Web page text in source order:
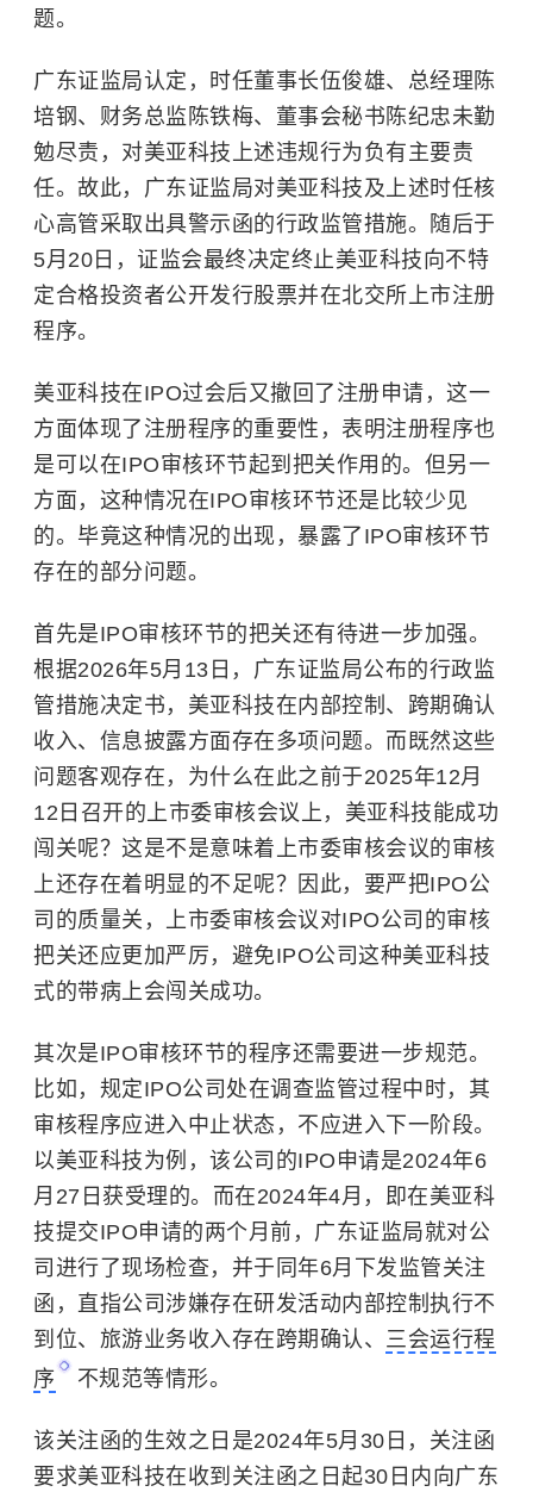
题。
广东证监局认定，时任董事长伍俊雄、总经理陈
培钢、财务总监陈铁梅、董事会秘书陈纪忠未勤
勉尽责，对美亚科技上述违规行为负有主要责
任。故此，广东证监局对美亚科技及上述时任核
心高管采取出具警示函的行政监管措施。随后于
5月20日，证监会最终决定终止美亚科技向不特
定合格投资者公开发行股票并在北交所上市注册
程序。
美亚科技在IPO过会后又撤回了注册申请，这一
方面体现了注册程序的重要性，表明注册程序也
是可以在IPO审核环节起到把关作用的。但另一
方面，这种情况在IPO审核环节还是比较少见
的。毕竟这种情况的出现，暴露了IPO审核环节
存在的部分问题。
首先是IPO审核环节的把关还有待进一步加强。
根据2026年5月13日，广东证监局公布的行政监
管措施决定书，美亚科技在内部控制、跨期确认
收入、信息披露方面存在多项问题。而既然这些
问题客观存在，为什么在此之前于2025年12月
12日召开的上市委审核会议上，美亚科技能成功
闯关呢？这是不是意味着上市委审核会议的审核
上还存在着明显的不足呢？因此，要严把IPO公
司的质量关，上市委审核会议对IPO公司的审核
把关还应更加严厉，避免IPO公司这种美亚科技
式的带病上会闯关成功。
其次是IPO审核环节的程序还需要进一步规范。
比如，规定IPO公司处在调查监管过程中时，其
审核程序应进入中止状态，不应进入下一阶段。
以美亚科技为例，该公司的IPO申请是2024年6
月27日获受理的。而在2024年4月，即在美亚科
技提交IPO申请的两个月前，广东证监局就对公
司进行了现场检查，并于同年6月下发监管关注
函，直指公司涉嫌存在研发活动内部控制执行不
到位、旅游业务收入存在跨期确认、 三会运行程
序
不规范等情形。
该关注函的生效之日是2024年5月30日，关注函
要求美亚科技在收到关注函之日起30日内向广东